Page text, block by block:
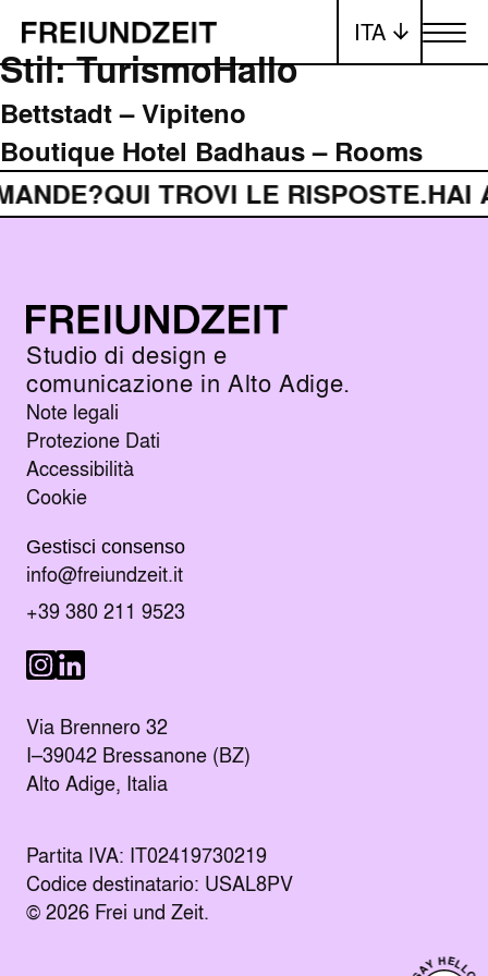
ITA Attiva/
Stil:TurismoHallo
Bettstadt – Vipiteno
Boutique Hotel Badhaus – Rooms
QUI TROVI LE RISPOSTE.HAI
Studio di design e
comunicazione in Alto Adige.
Note legali
Protezione Dati
Accessibilità
Cookie
Gestisci consenso
Manda un e-mail al indirizzo
info@freiundzeit.it
Chiama il numero:
+39 380 211 9523
Seguici su LinkedIn
Seguici su Instagram
Via Brennero 32
I–39042 Bressanone (BZ)
Alto Adige, Italia
Partita IVA: IT02419730219
Codice destinatario: USAL8PV
© 2026 Frei und Zeit.
Kontakt
SAY HELLO